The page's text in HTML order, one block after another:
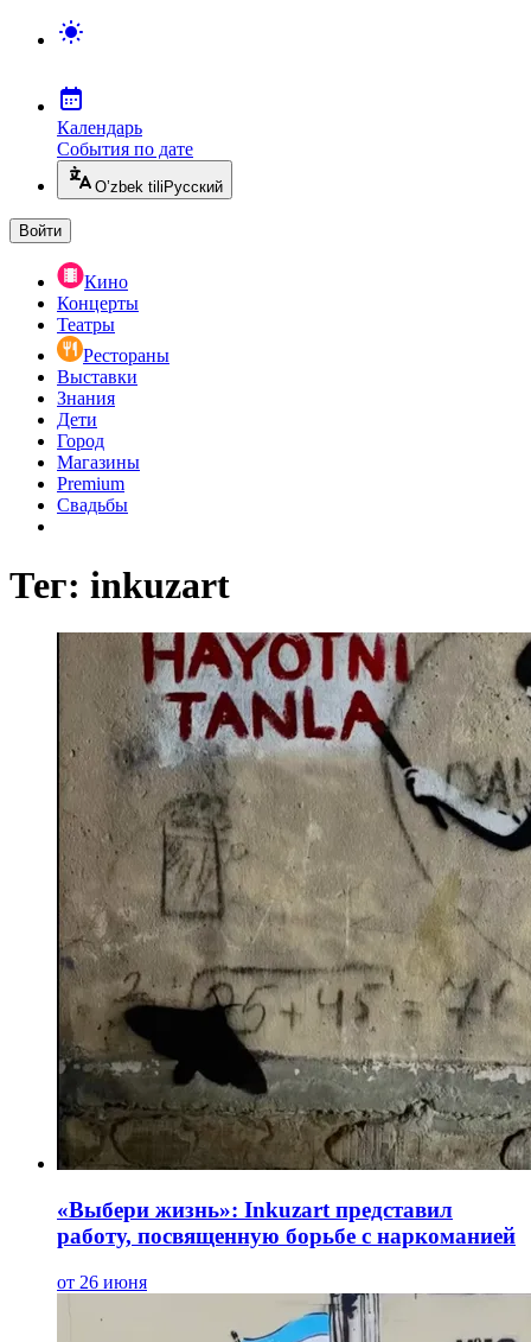
Календарь
События по дате
O’zbek tili Русский
Войти
Кино
Концерты
Театры
Рестораны
Выставки
Знания
Дети
Город
Магазины
Premium
Свадьбы
Тег: inkuzart
«Выбери жизнь»: Inkuzart представил
работу, посвященную борьбе с наркоманией
от 26 июня